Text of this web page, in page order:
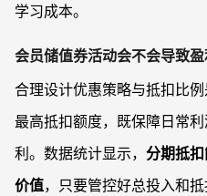
学习成本。
会员储值券活动会不会导致盈
合理设计优惠策略与抵扣比
最高抵扣额度，既保障日常
利。数据统计显示， 分期抵
价值，只要管控好总投入和